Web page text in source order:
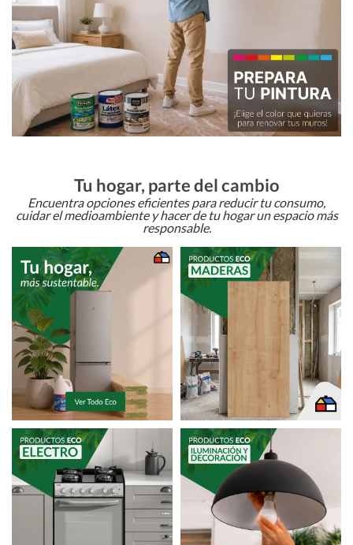
Tu hogar, parte del cambio
Encuentra opciones eficientes para reducir tu consumo,
cuidar el medioambiente y hacer de tu hogar un espacio más
responsable.